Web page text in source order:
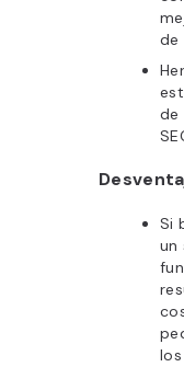
de
de
Si
un